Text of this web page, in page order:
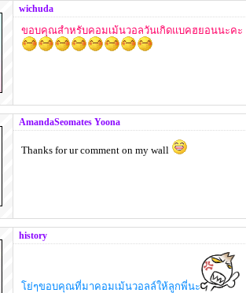
wichuda
ขอบคุณสำหรับคอมเม้นวอลวันเกิดแบคฮยอนนะคะ
AmandaSeomates Yoona
Thanks for ur comment on my wall
history
โย่ๆขอบคุณที่มาคอมเม้นวอลล์ให้ลูกพี่นะ